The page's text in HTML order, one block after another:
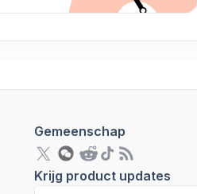
Gemeenschap
Krijg product updates